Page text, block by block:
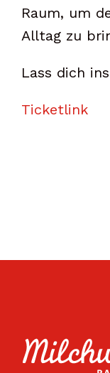
Raum, um
Alltag zu
Lass dich
Ticketlink